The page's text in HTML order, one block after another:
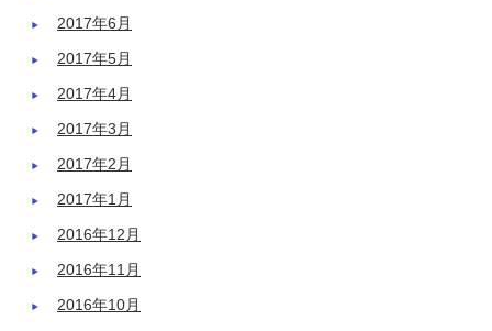
2017年6月
2017年5月
2017年4月
2017年3月
2017年2月
2017年1月
2016年12月
2016年11月
2016年10月